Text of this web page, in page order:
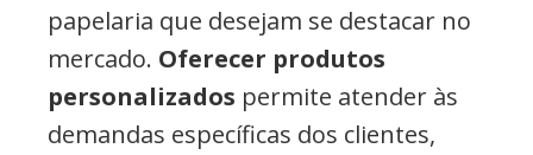
papelaria que desejam se destacar no
mercado. Oferecer produtos
personalizados permite atender às
demandas específicas dos clientes,